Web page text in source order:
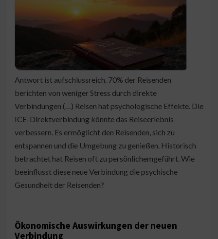
Antwort ist aufschlussreich. 70% der Reisenden
berichten von weniger Stress durch direkte
Verbindungen (…) Reisen hat psychologische Effekte. Die
ICE-Direktverbindung könnte das Reiseerlebnis
verbessern. Es ermöglicht den Reisenden, sich zu
entspannen und die Umgebung zu genießen. Historisch
betrachtet hat Reisen oft zu persönlichemgeführt. Wie
beeinflusst diese neue Verbindung die psychische
Gesundheit der Reisenden?
Ökonomische Auswirkungen der neuen
Verbindung